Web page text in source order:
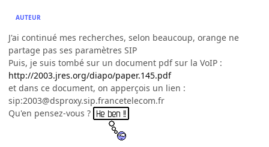
AUTEUR
J'ai continué mes recherches, selon beaucoup, orange ne
partage pas ses paramètres SIP
Puis, je suis tombé sur un document pdf sur la VoIP :
http://2003.jres.org/diapo/paper.145.pdf
et dans ce document, on apperçois un lien :
sip:2003@dsproxy.sip.francetelecom.fr
Qu'en pensez-vous ?